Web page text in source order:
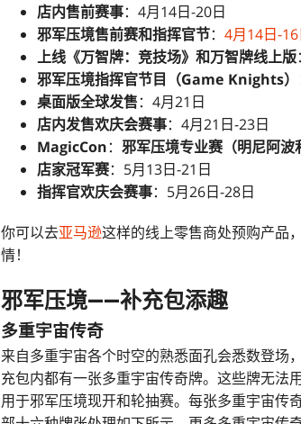
店内售前赛事：4月14日-20日
邪军压境售前赛和指挥官节： 4月14日-16
上线《万智牌：竞技场》 和万智牌线上版
邪军压境指挥官节目（Game Knights）
桌面版全球发售：4月21日
店内发售欢庆会赛事：4月21日-23日
MagicCon： 邪军压境专业赛（明尼阿波
店家冠军赛：5月13日-21日
指挥官欢庆会赛事：5月26日-28日
你可以去亚马逊这样的线上零售商处预购产品
情！
邪军压境——补充包添趣
多重宇宙传奇
来自多重宇宙各个时空的熟悉面孔会悉数登
充包内都有一张多重宇宙传奇牌。这些牌无法
用于邪军压境现开和轮抽赛。每张多重宇宙